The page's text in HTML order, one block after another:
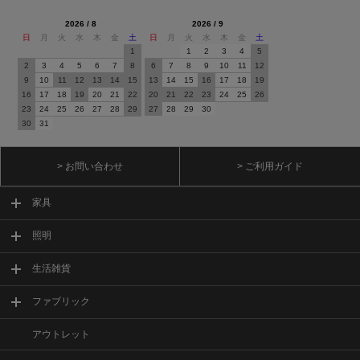
2026 / 8
日
月 火 水 木 金
土
1
2
3 4 5 6 7
8
9
10 11 12 13 14
15
16
17 18 19 20 21
22
23
24 25 26 27 28
29
30
31
2026 / 9
日
月 火 水 木 金
土
1
2 3 4
5
6
7 8 9 10 11
12
13
14 15 16 17 18
19
20
21 22 23 24 25
26
27
28 29 30
> お問い合わせ > ご利用ガイド
家具
照明
生活雑貨
ファブリック
アウトレット